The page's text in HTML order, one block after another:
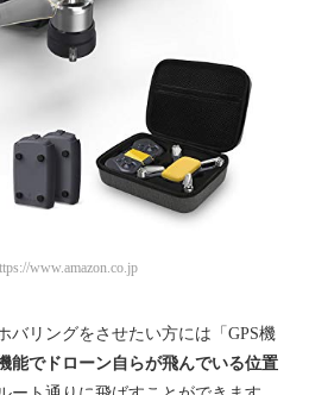
www.amazon.co.jp
バリングをさせたい方には「GPS機
能でドローン自らが飛んでいる位置